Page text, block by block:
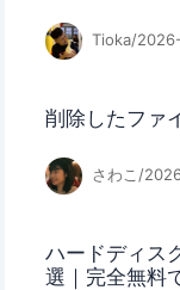
Tioka/
削除したファ
さわこ/
ハードディス
選｜完全無料